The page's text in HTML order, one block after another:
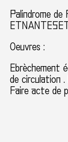
Palindrome
Oeuvres :
Ebrèchement
de circulation .
Faire acte de